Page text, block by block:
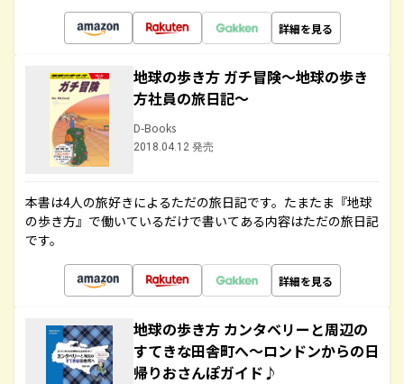
詳細を見る
地球の歩き方 ガチ冒険～地球の歩き
方社員の旅日記～
D-Books
2018.04.12 発売
本書は4人の旅好きによるただの旅日記です。たまたま『地球
の歩き方』で働いているだけで書いてある内容はただの旅日記
です。
詳細を見る
地球の歩き方 カンタベリーと周辺の
すてきな田舎町へ～ロンドンからの日
帰りおさんぽガイド♪